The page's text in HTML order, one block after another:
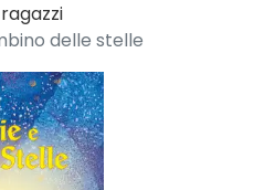
delle stelle